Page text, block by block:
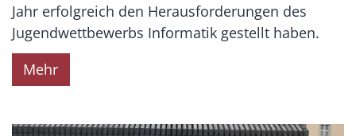
Jahr erfolgreich den Herausforderungen des
Jugendwettbewerbs Informatik gestellt haben.
Mehr